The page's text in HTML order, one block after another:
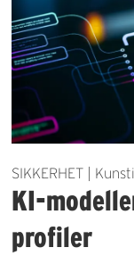
SIKKERHET |
KI-
profiler